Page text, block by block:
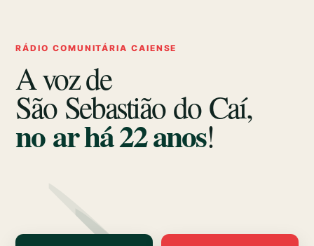
RÁDIO COMUNITÁRIA CAIENSE
A voz de
São Sebastião do Caí,
no ar há22anos!